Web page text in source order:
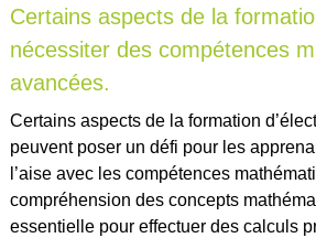
Certains aspects de la
nécessiter des compétences
avancées.
Certains aspects de la formation
peuvent poser un défi pour les
l’aise avec les compétences
compréhension des concepts
essentielle pour effectuer des calculs